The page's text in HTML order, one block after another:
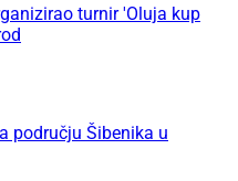
turnir 'Oluja kup
području Šibenika u